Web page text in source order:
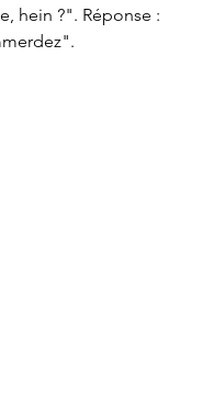
hein ?". Réponse :